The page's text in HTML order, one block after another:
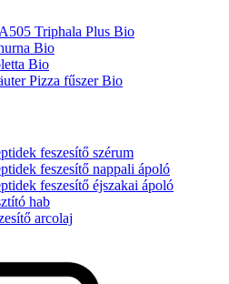
Triphala Plus Bio
Bio
Bio
Pizza fűszer Bio
feszesítő szérum
feszesítő nappali ápoló
feszesítő éjszakai ápoló
hab
arcolaj